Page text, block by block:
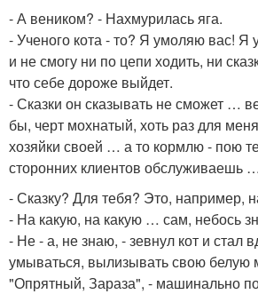
- А веником? - Нахмурилась яга.
- Ученого кота - то? Я умоляю вас! Я
и не смогу ни по цепи ходить, ни
что себе дороже выйдет.
- Сказки он сказывать не сможет …
бы, черт мохнатый, хоть раз для
хозяйки своей … а то кормлю - пою
сторонних клиентов обслуживаешь
- Сказку? Для тебя? Это, например,
- На какую, на какую … сам, небось
- Не - а, не знаю, - зевнул кот и стал
умываться, вылизывать свою белую
"Опрятный, Зараза", - машинально